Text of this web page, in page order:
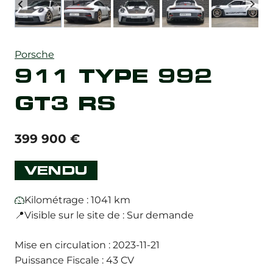
Porsche
911 TYPE 992
GT3 RS
399 900 €
VENDU
Kilométrage : 1041 km
📍Visible sur le site de : Sur demande
Mise en circulation : 2023-11-21
Puissance Fiscale : 43 CV